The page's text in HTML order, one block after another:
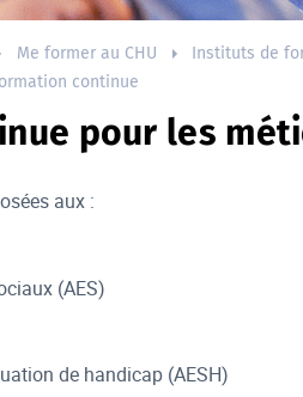
Me former au CHU
Instituts de
continue
pour les
aux :
(AES)
de handicap (AESH)